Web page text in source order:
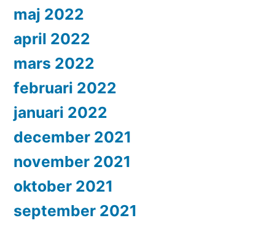
maj 2022
april 2022
mars 2022
februari 2022
januari 2022
december 2021
november 2021
oktober 2021
september 2021